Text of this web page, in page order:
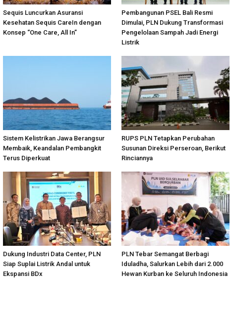
Sequis Luncurkan Asuransi
Kesehatan Sequis CareIn dengan
Konsep “One Care, All In”
Pembangunan PSEL Bali Resmi
Dimulai, PLN Dukung Transformasi
Pengelolaan Sampah Jadi Energi
Listrik
Sistem Kelistrikan Jawa Berangsur
Membaik, Keandalan Pembangkit
Terus Diperkuat
RUPS PLN Tetapkan Perubahan
Susunan Direksi Perseroan, Berikut
Rinciannya
Dukung Industri Data Center, PLN
Siap Suplai Listrik Andal untuk
Ekspansi BDx
PLN Tebar Semangat Berbagi
Iduladha, Salurkan Lebih dari 2.000
Hewan Kurban ke Seluruh Indonesia